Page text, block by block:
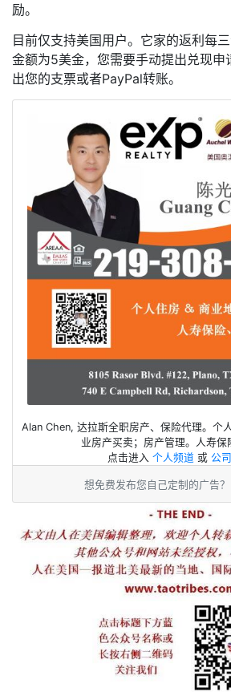
励。
目前仅支持美国用户。它家的返利每
金额为5美金，您需要手动提出兑现申
出您的支票或者PayPal转账。
Alan Chen, 达拉斯全职房产、保险代理。个
业房产买卖；房产管理。人寿保
点击进入 个人频道 或 公
想免费发布您自己定制的广告？